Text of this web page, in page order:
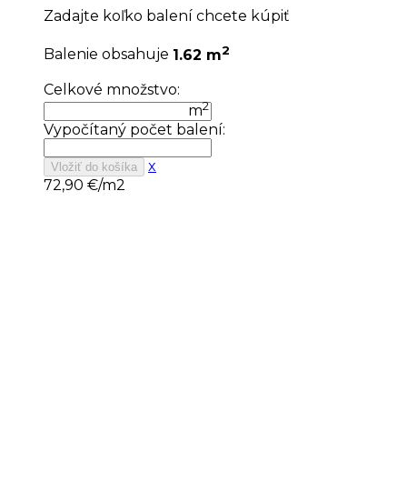
Zadajte koľko balení chcete kúpiť
Balenie obsahuje 1.62 m2
Celkové množstvo:
m2
Vypočítaný počet balení:
Vložiť do košíka
x
72,90 €/m2